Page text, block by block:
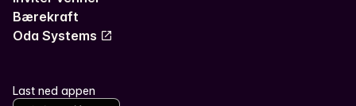
Bærekraft
Oda Systems
Last ned appen